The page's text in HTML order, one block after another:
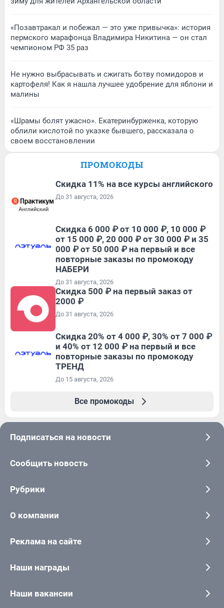
«Позавтракал и побежал — это уже привычка»: история
пермского марафонца Владимира Никитина — он стал
чемпионом РФ 35 раз
Не нужно выбрасывать и сжигать ботву помидоров и
картофеля! Как я нашла лучшее удобрение для яблони и
малины
«Шрамы болят ужасно». Екатеринбурженка, которую
облили кислотой по указке бывшего, рассказала о
своем восстановлении
ПРОМОКОДЫ
Скидка 11% на все курсы английского
До 31 августа, 2026
Скидка 6 000 ₽ от 10 000 ₽, 10 000 ₽
от 15 000 ₽, 20 000 ₽ от 30 000 ₽ и 35
000 ₽ от 50 000 ₽ на первый и все
повторные заказы по промокоду
НАБЕРИ
До 31 августа, 2026
Скидка 500 ₽ на первый заказ от
2000 ₽
До 31 августа, 2026
Скидка 20% от 4 000 ₽, 30% от 7 000 ₽
и 40% от 12 000 ₽ на первый и все
повторные заказы по промокоду
ТРЕНД
До 15 августа, 2026
Все промокоды
Подписаться на новости
Сообщить новость
Рубрики
О компании
Реклама на сайте
Наши награды
Наши вакансии